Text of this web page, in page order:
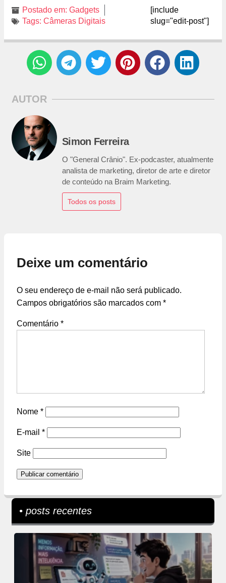
Postado em: Gadgets
Tags: Câmeras Digitais
[include
slug="edit-post"]
AUTOR
Simon Ferreira
O "General Crânio". Ex-podcaster, atualmente
analista de marketing, diretor de arte e diretor
de conteúdo na Braim Marketing.
Todos os posts
Deixe um comentário
O seu endereço de e-mail não será publicado.
Campos obrigatórios são marcados com *
Comentário *
Nome *
E-mail *
Site
• posts recentes